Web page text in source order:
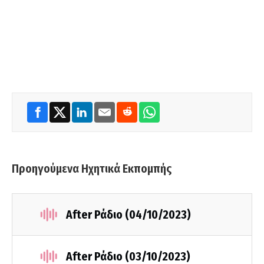
Προηγούμενα Ηχητικά Εκπομπής
After Ράδιο (04/10/2023)
After Ράδιο (03/10/2023)